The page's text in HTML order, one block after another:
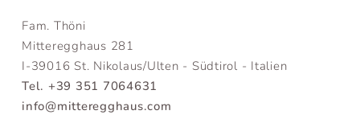
Fam. Thöni
Mitteregghaus 281
I-39016 St. Nikolaus/Ulten - Südtirol - Italien
Tel. +39 351 7064631
info@mitteregghaus.com